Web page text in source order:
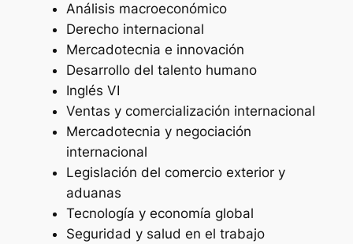
Análisis macroeconómico
Derecho internacional
Mercadotecnia e innovación
Desarrollo del talento humano
Inglés VI
Ventas y comercialización internacional
Mercadotecnia y negociación
internacional
Legislación del comercio exterior y
aduanas
Tecnología y economía global
Seguridad y salud en el trabajo